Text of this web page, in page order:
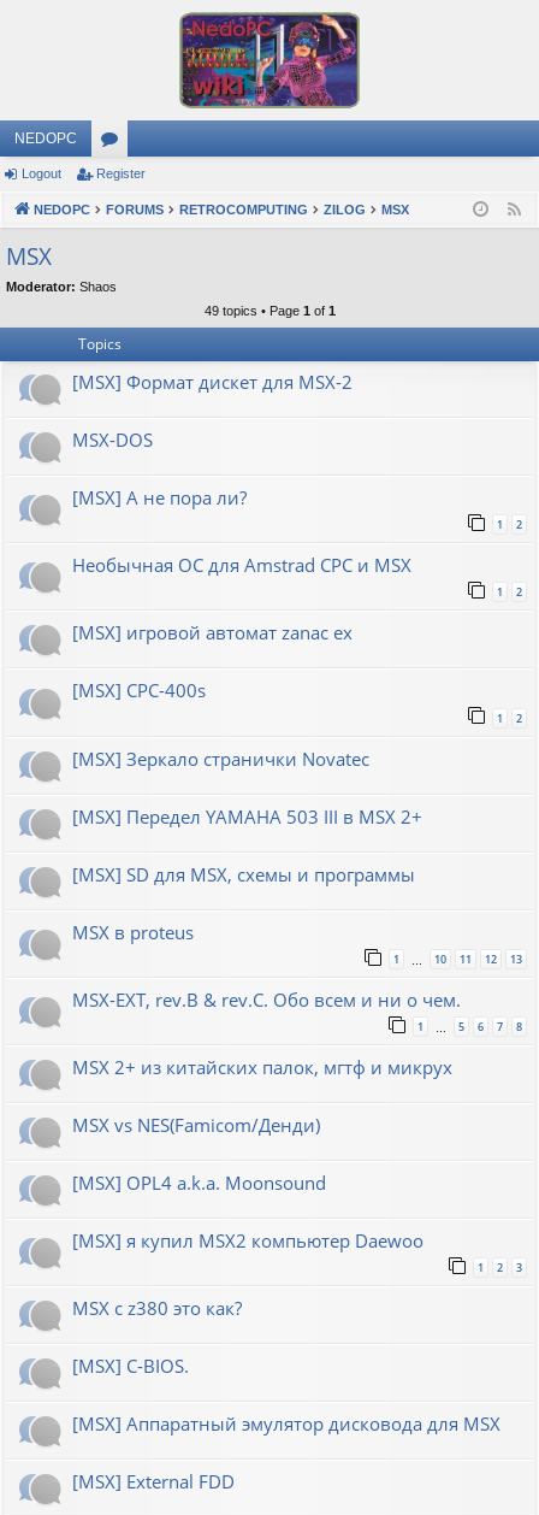
NEDOPC
or
u
s
Logout Register
NEDOPC FORUMS RETROCOMPUTING ZILOG MSX
MSX
Moderator: Shaos
49 topics • Page 1 of 1
Topics
[MSX] Формат дискет для MSX-2
MSX-DOS
[MSX] А не пора ли?
1 2
Необычная ОС для Amstrad CPC и MSX
1 2
[MSX] игровой автомат zanac ex
[MSX] CPC-400s
1 2
[MSX] Зеркало странички Novatec
[MSX] Передел YAMAHA 503 III в MSX 2+
[MSX] SD для MSX, схемы и программы
MSX в proteus
1 10 11 12 13
MSX-EXT, rev.B & rev.C. Обо всем и ни о чем.
1 5 6 7 8
MSX 2+ из китайских палок, мгтф и микрух
MSX vs NES(Famicom/Денди)
[MSX] OPL4 a.k.a. Moonsound
[MSX] я купил MSX2 компьютер Daewoo
1 2 3
MSX с z380 это как?
[MSX] C-BIOS.
[MSX] Аппаратный эмулятор дисковода для MSX
[MSX] External FDD